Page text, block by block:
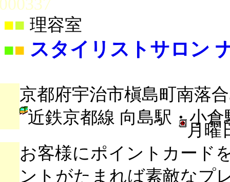
■ 理容室
■■ スタイリストサロン
京都府宇治市槇島町南落
近鉄京都線 向島駅・小倉
月曜
お客様にポイントカード
ントがたまれば素敵なプ